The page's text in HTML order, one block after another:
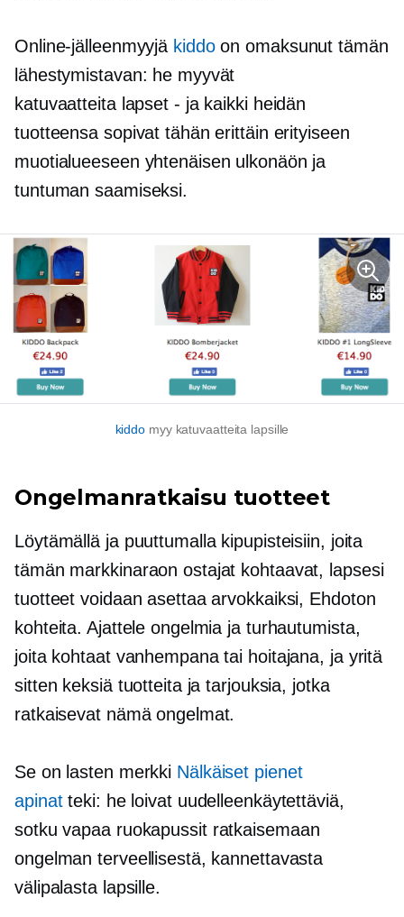
Online-jälleenmyyjä kiddoon omaksunut tämän
lähestymistavan: he myyvät
katuvaatteita lapset - jakaikki heidän
tuotteensa sopivat tähän erittäin erityiseen
muotialueeseen yhtenäisen ulkonäön ja
tuntuman saamiseksi.
kiddo myy katuvaatteita lapsille
Ongelmanratkaisu tuotteet
Löytämällä ja puuttumalla kipupisteisiin, joita
tämän markkinaraon ostajat kohtaavat, lapsesi
tuotteet voidaan asettaa arvokkaiksi, Ehdoton
kohteita. Ajattele ongelmia ja turhautumista,
joita kohtaat vanhempana tai hoitajana, ja yritä
sitten keksiä tuotteita ja tarjouksia, jotka
ratkaisevat nämä ongelmat.
Se on lasten merkki Nälkäiset pienet
apinatteki: he loivat uudelleenkäytettäviä,
sotku vapaaruokapussit ratkaisemaan
ongelman terveellisestä, kannettavasta
välipalasta lapsille.